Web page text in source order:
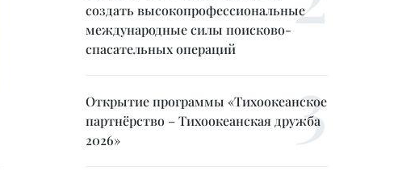
создать высокопрофессиональные
международные силы поисково-
спасательных операций
Открытие программы «Тихоокеанское
партнёрство – Тихоокеанская дружба
2026»